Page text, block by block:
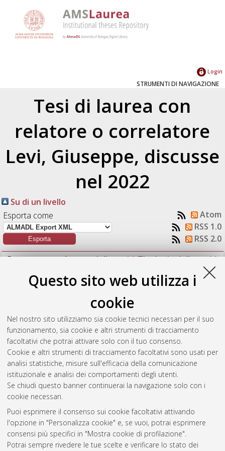
Questo sito web utilizza i
cookie
Nel nostro sito utilizziamo sia cookie tecnici necessari per il suo
funzionamento, sia cookie e altri strumenti di tracciamento
facoltativi che potrai attivare solo con il tuo consenso.
Cookie e altri strumenti di tracciamento facoltativi sono usati per
analisi statistiche, misure sull'efficacia della comunicazione
istituzionale e analisi dei comportamenti degli utenti.
Se chiudi questo banner continuerai la navigazione solo con i
cookie necessari.
Puoi esprimere il consenso sui cookie facoltativi attivando
l'opzione in "Personalizza cookie" e, se vuoi, potrai esprimere
consensi più specifici in "Mostra cookie di profilazione".
Potrai sempre rivedere le tue scelte e verificare lo stato dei
Login
STRUMENTI DI NAVIGAZIONE
Tesi di laurea con
relatore o correlatore
Levi, Giuseppe, discusse
nel 2022
Su di un livello
Esporta come
Atom
RSS 1.0
RSS 2.0
Raggruppa per:Autore della tesi|Tipologia della tesi|
climatica dei rivelatori a scintillazione in corso di installazione
a M.te Cimone per l’esperimento Gamma-Flash.[Laurea],
Università di Bologna, Corso di Studio inFisica [L-DM270]
Questa lista e' stata generata ilSun Aug 9 07:50:38 2026
CEST
Atom
Rss 1.0
Rss 2.0